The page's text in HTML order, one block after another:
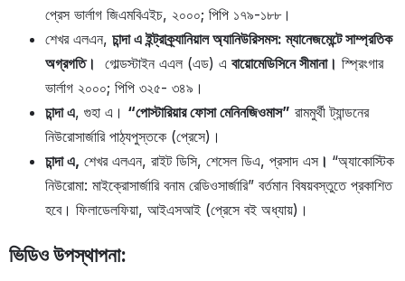
প্রেস ভার্লাগ জিএমবিএইচ, ২০০০; পিপি ১৭৯-১৮৮।
শেখর এলএন, চান্দা এ ইন্ট্রাক্র্যানিয়াল অ্যানিউরিসমস: ম্যানেজমেন্টে সাম্প্রতিক
অগ্রগতি।
গোল্ডস্টাইন এএল (এড) এ বায়োমেডিসিনে সীমানা। স্প্রিংগার
ভার্লাগ ২০০০; পিপি ৩২৫- ৩৪৯।
চান্দা এ, গুহা এ। “পোস্টারিয়ার ফোসা মেনিনজিওমাস” রামমুর্থী ট্যান্ডনের
নিউরোসার্জারি পাঠ্যপুস্তকে (প্রেসে)।
চান্দা এ, শেখর এলএন, রাইট ডিসি, শেসেল ডিএ, প্রসাদ এস । “অ্যাকোস্টিক
নিউরোমা: মাইক্রোসার্জারি বনাম রেডিওসার্জারি” বর্তমান বিষয়বস্তুতে প্রকাশিত
হবে। ফিলাডেলফিয়া, আইএসআই (প্রেসে বই অধ্যায়)।
ভিডিও উপস্থাপনা: